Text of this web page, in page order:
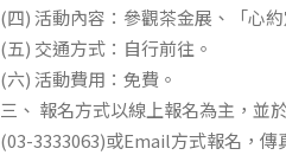
(四) 活動內容：參觀茶金展、「心
(五) 交通方式：自行前往。
(六) 活動費用：免費。
三、 報名方式以線上報名為主，
(03-3333063)或Email方式報名，